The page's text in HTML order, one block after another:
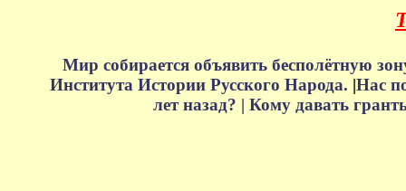
Мир собирается объявить бесполётную
Института Истории Русского Народа. |Нас
лет назад? | Кому давать